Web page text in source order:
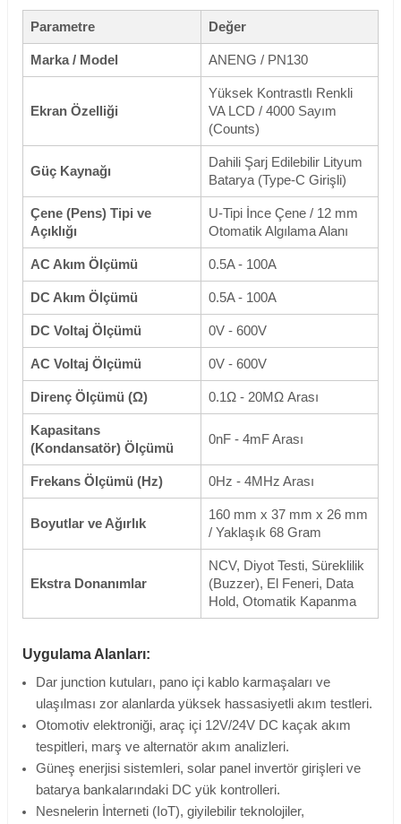
Parametre Değer
Marka / Model ANENG / PN130
Ekran Özelliği
Yüksek Kontrastlı Renkli
VA LCD / 4000 Sayım
(Counts)
Güç Kaynağı
Dahili Şarj Edilebilir Lityum
Batarya (Type-C Girişli)
Çene (Pens) Tipi ve
Açıklığı
U-Tipi İnce Çene / 12 mm
Otomatik Algılama Alanı
AC Akım Ölçümü 0.5A - 100A
DC Akım Ölçümü 0.5A - 100A
DC Voltaj Ölçümü 0V - 600V
AC Voltaj Ölçümü 0V - 600V
Direnç Ölçümü (Ω) 0.1Ω - 20MΩ Arası
Kapasitans
(Kondansatör) Ölçümü
0nF - 4mF Arası
Frekans Ölçümü (Hz) 0Hz - 4MHz Arası
Boyutlar ve Ağırlık
160 mm x 37 mm x 26 mm
/ Yaklaşık 68 Gram
Ekstra Donanımlar
NCV, Diyot Testi, Süreklilik
(Buzzer), El Feneri, Data
Hold, Otomatik Kapanma
Uygulama Alanları:
Dar junction kutuları, pano içi kablo karmaşaları ve
ulaşılması zor alanlarda yüksek hassasiyetli akım testleri.
Otomotiv elektroniği, araç içi 12V/24V DC kaçak akım
tespitleri, marş ve alternatör akım analizleri.
Güneş enerjisi sistemleri, solar panel invertör girişleri ve
batarya bankalarındaki DC yük kontrolleri.
Nesnelerin İnterneti (IoT), giyilebilir teknolojiler,